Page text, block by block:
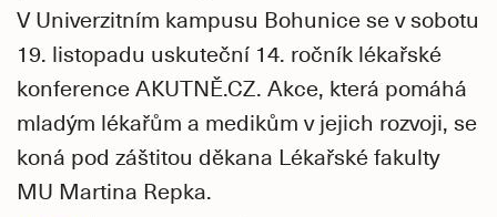
V Univerzitním kampusu Bohunice se v sobotu
19. listopadu uskuteční 14. ročník lékařské
konference AKUTNĚ.CZ. Akce, která pomáhá
mladým lékařům a medikům v jejich rozvoji, se
koná pod záštitou děkana Lékařské fakulty
MU Martina Repka.